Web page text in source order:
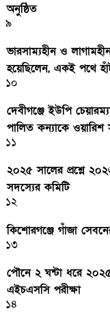
অনুষ্ঠিত
৯
ভারসাম্যহীন ও
হয়েছিলেন, একই পথে
১০
দেবীগঞ্জে ইউপি
পালিত কন্যাকে
১১
২০২৫ সালের প্রশ্নে
সদস্যের কমিটি
১২
কিশোরগঞ্জে গাঁজা
১৩
পৌনে ২ ঘন্টা ধরে
এইচএসসি পরীক্ষা
১৪